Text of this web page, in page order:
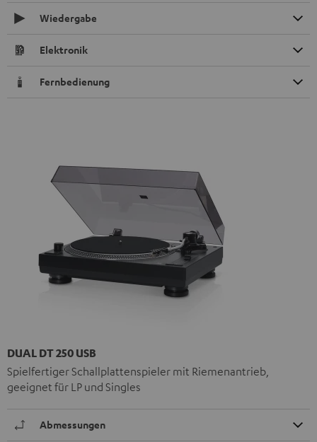
Wiedergabe
Elektronik
Fernbedienung
DUAL DT 250 USB
Spielfertiger Schallplattenspieler mit Riemenantrieb,
geeignet für LP und Singles
Abmessungen